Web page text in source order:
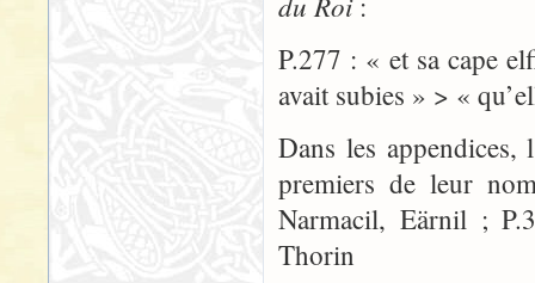
P.277 : « et sa cape
avait subies » > «
Dans les appendices,
premiers de leur
Narmacil, Eärnil ;
Thorin